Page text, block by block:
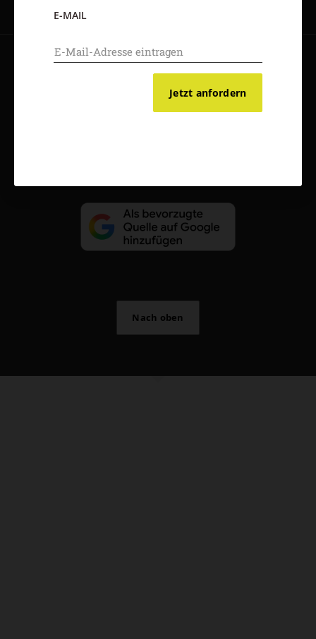
AGB und Widerrufsbelehrung Datenschutz Barrierefreiheit
Impressum
Nach oben
E-MAIL
Jetzt anfordern